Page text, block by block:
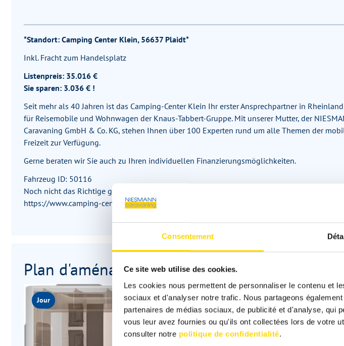
Consentement
Ce site web utilise des cookies.
Les cookies nous permettent de personnaliser le contenu et
sociaux et d'analyser notre trafic. Nous partageons
partenaires de médias sociaux, de publicité et d'analyse, qui
vous leur avez fournies ou qu'ils ont collectées lors de votre
consulter notre politique de confidentialité.
*Standort: Camping Center Klein, 56637 Plaidt*
Inkl. Fracht zum Handelsplatz
Listenpreis: 35.016 €
Sie sparen: 3.036 € !
Seit mehr als 40 Jahren ist das Camping-Center Klein Ihr erster Ansprechpartner in
für Reisemobile und Wohnwagen der Knaus-Tabbert-Gruppe. Mit unserer Mutter, der
Caravaning GmbH & Co. KG, stehen Ihnen über 100 Experten rund um alle Themen der
Freizeit zur Verfügung.
Gerne beraten wir Sie auch zu Ihren individuellen Finanzierungsmöglichkeiten.
Fahrzeug ID: 50116
Noch nicht das Richtige gesehen? Weitere Wohnmobile finden Sie hier:
https://www.camping-center.de und https://www.niesmann.de
Plan d'aménagement
Jour